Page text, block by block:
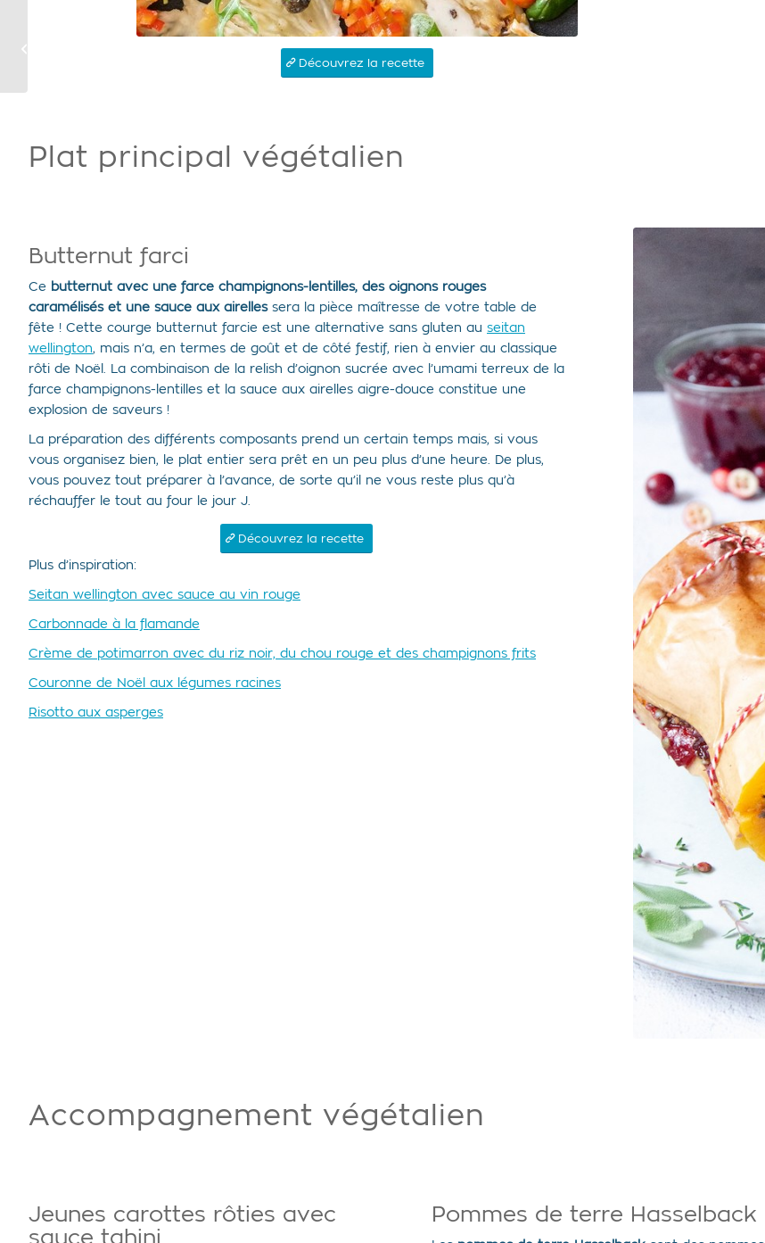
Découvrez la recette
Plat principal végétalien
Butternut farci
Ce butternut avec une farce champignons-lentilles, des oignons rouges
caramélisés et une sauce aux airellessera la pièce maîtresse de votre table de
fête ! Cette courge butternut farcie est une alternative sans gluten au seitan
wellington, mais n’a, en termes de goût et de côté festif, rien à envier au classique
rôti de Noël. La combinaison de la relish d’oignon sucrée avec l’umami terreux de la
farce champignons-lentilles et la sauce aux airelles aigre-douce constitue une
explosion de saveurs !
La préparation des différents composants prend un certain temps mais, si vous
vous organisez bien, le plat entier sera prêt en un peu plus d’une heure. De plus,
vous pouvez tout préparer à l’avance, de sorte qu’il ne vous reste plus qu’à
réchauffer le tout au four le jour J.
Découvrez la recette
Plus d’inspiration:
Seitan wellington avec sauce au vin rouge
Carbonnade à la flamande
Crème de potimarron avec du riz noir, du chou rouge et des champignons frits
Couronne de Noël aux légumes racines
Risotto aux asperges
Accompagnement végétalien
Jeunes carottes rôties avec
sauce tahini
Pommes de terre Hasselback